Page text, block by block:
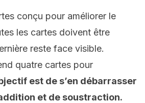
conçu pour améliorer le
les cartes doivent être
reste face visible.
quatre cartes pour
est de s’en débarrasser
et de soustraction.